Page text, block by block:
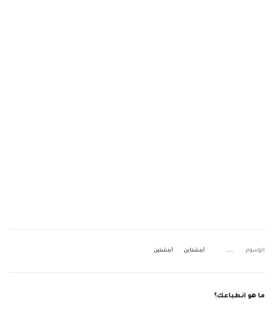
الوسوم أينشتاين أينشتين
ما هو انطباعك؟